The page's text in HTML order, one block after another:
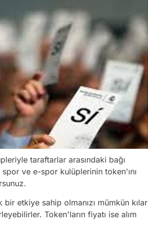
taraftarlar arasındaki bağı
ve e-spor kulüplerinin token'ını
etkiye sahip olmanızı mümkün kılar
Token'ların fiyatı ise alım